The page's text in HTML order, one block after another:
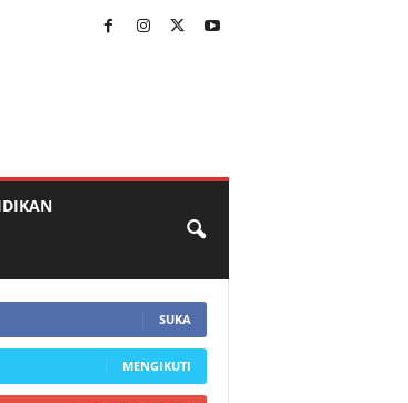
SUKA
MENGIKUTI